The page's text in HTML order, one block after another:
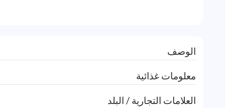
الوصف
معلومات غذائية
العلامات التجارية / البلد